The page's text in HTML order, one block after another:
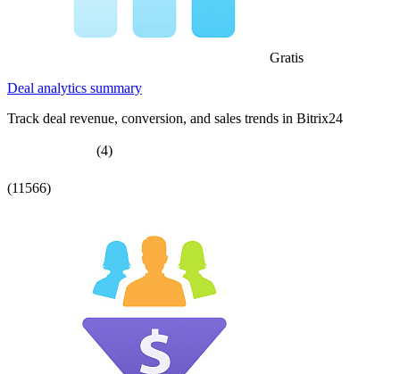
Gratis
Deal analytics summary
Track deal revenue, conversion, and sales trends in Bitrix24
(4)
(11566)